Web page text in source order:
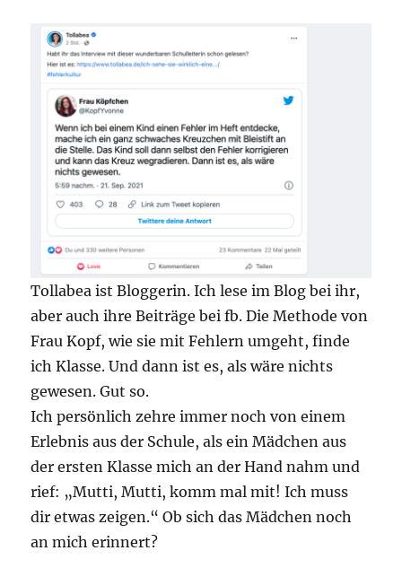
Tollabea ist Bloggerin. Ich lese im Blog bei ihr,
aber auch ihre Beiträge bei fb. Die Methode von
Frau Kopf, wie sie mit Fehlern umgeht, finde
ich Klasse. Und dann ist es, als wäre nichts
gewesen. Gut so.
Ich persönlich zehre immer noch von einem
Erlebnis aus der Schule, als ein Mädchen aus
der ersten Klasse mich an der Hand nahm und
rief: „Mutti, Mutti, komm mal mit! Ich muss
dir etwas zeigen.“ Ob sich das Mädchen noch
an mich erinnert?